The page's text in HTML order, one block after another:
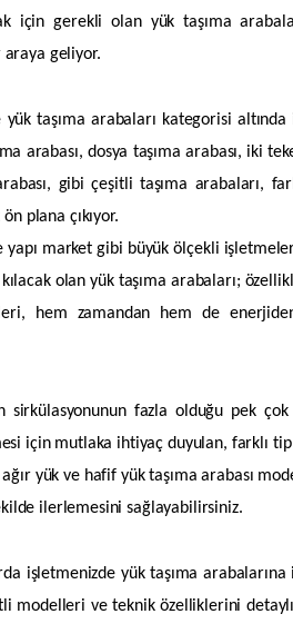
için gerekli olan yük taşıma
geliyor.
taşıma arabaları kategorisi
arabası, dosya taşıma arabası, iki
gibi çeşitli taşıma arabaları,
plana çıkıyor.
market gibi büyük ölçekli
kılacak olan yük taşıma arabaları;
hem zamandan hem de
sirkülasyonunun fazla olduğu pek
için mutlaka ihtiyaç duyulan, farklı
yük ve hafif yük taşıma arabası
ilerlemesini sağlayabilirsiniz.
işletmenizde yük taşıma
modelleri ve teknik özelliklerini